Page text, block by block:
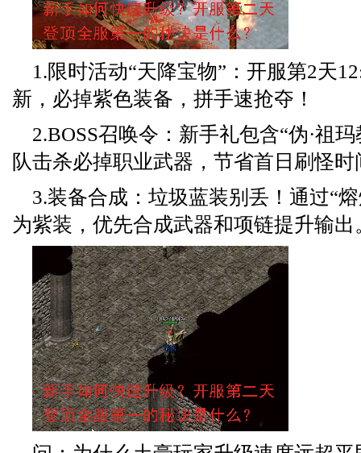
1.限时活动“天降宝物”：开服第2天
新，必掉紫色装备，拼手速抢夺！
2.BOSS召唤令：新手礼包含“伪·祖
队击杀必掉职业武器，节省首日刷怪时
3.装备合成：垃圾蓝装别丢！通过“
为紫装，优先合成武器和项链提升输出